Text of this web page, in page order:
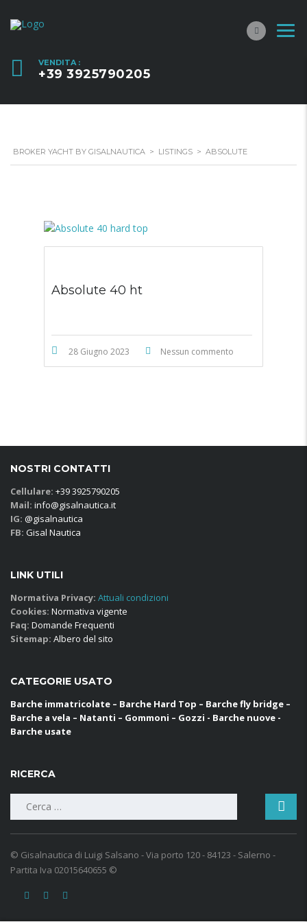
VENDITA :
+39 3925790205
BROKER YACHT BY GISALNAUTICA > LISTINGS > ABSOLUTE
Absolute 40 ht
28 Giugno 2023 Nessun commento
NOSTRI CONTATTI
Cellulare: +39 3925790205
Mail: info@gisalnautica.it
IG: @gisalnautica
FB: Gisal Nautica
LINK UTILI
Normativa Privacy: Attuali condizioni
Cookies: Normativa vigente
Faq: Domande Frequenti
Sitemap: Albero del sito
CATEGORIE USATO
Barche immatricolate – Barche Hard Top – Barche fly bridge –
Barche a vela – Natanti – Gommoni – Gozzi - Barche nuove -
Barche usate
RICERCA
Ricerca
© Gisalnautica di Luigi Salsano - Via porto 120 - 84123 - Salerno -
Partita Iva 02015640655 ©